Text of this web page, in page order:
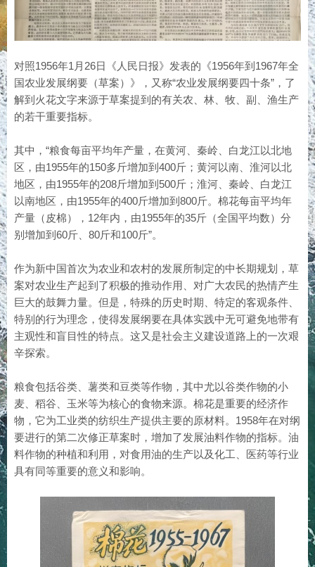
对照1956年1月26日《人民日报》发表的《1956年到1967年全
国农业发展纲要（草案）》，又称“农业发展纲要四十条”，了
解到火花文字来源于草案提到的有关农、林、牧、副、渔生产
的若干重要指标。
其中，“粮食每亩平均年产量，在黄河、秦岭、白龙江以北地
区，由1955年的150多斤增加到400斤；黄河以南、淮河以北
地区，由1955年的208斤增加到500斤；淮河、秦岭、白龙江
以南地区，由1955年的400斤增加到800斤。棉花每亩平均年
产量（皮棉），12年内，由1955年的35斤（全国平均数）分
别增加到60斤、80斤和100斤”。
作为新中国首次为农业和农村的发展所制定的中长期规划，草
案对农业生产起到了积极的推动作用、对广大农民的热情产生
巨大的鼓舞力量。但是，特殊的历史时期、特定的客观条件、
特别的行为理念，使得发展纲要在具体实践中无可避免地带有
主观性和盲目性的特点。这又是社会主义建设道路上的一次艰
辛探索。
‌粮食包括谷类、薯类和豆类等作物，其中尤以谷类作物的小
麦、稻谷、玉米等为核心的食物来源。棉花‌是重要的经济作
物，它为工业类的纺织生产提供主要的原材料。1958年在对纲
要进行的第二次修正草案时，增加了发展油料作物的指标。油
料作物的种植和利用，对食用油的生产以及化工、医药等行业
具有同等重要的意义和影响。